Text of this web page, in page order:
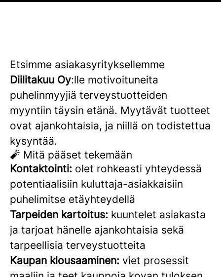
Etsimme asiakasyrityksellemme
Diilitakuu Oy:lle motivoituneita
puhelinmyyjiä terveystuotteiden
myyntiin täysin etänä. Myytävät tuotteet
ovat ajankohtaisia, ja niillä on todistettua
kysyntää.
🧨 Mitä pääset tekemään
Kontaktointi: olet rohkeasti yhteydessä
potentiaalisiin kuluttaja-asiakkaisiin
puhelimitse etäyhteydellä
Tarpeiden kartoitus: kuuntelet asiakasta
ja tarjoat hänelle ajankohtaisia sekä
tarpeellisia terveystuotteita
Kaupan klousaaminen: viet prosessit